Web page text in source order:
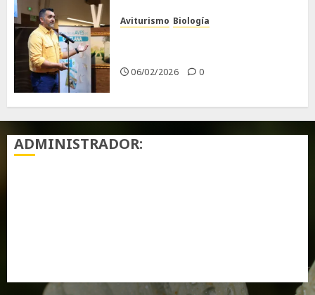
Aviturismo Biología
06/02/2026 0
ADMINISTRADOR: